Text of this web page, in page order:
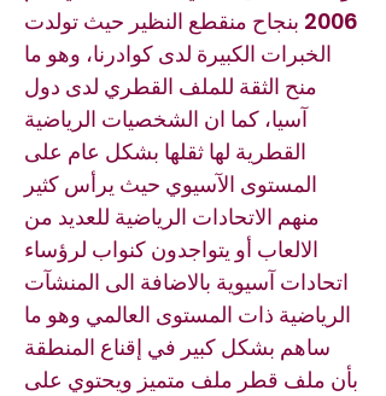
2006 بنجاح منقطع النظير حيث تولدت
الخبرات الكبيرة لدى كوادرنا، وهو ما
منح الثقة للملف القطري لدى دول
آسيا، كما ان الشخصيات الرياضية
القطرية لها ثقلها بشكل عام على
المستوى الآسيوي حيث يرأس كثير
منهم الاتحادات الرياضية للعديد من
الالعاب أو يتواجدون كنواب لرؤساء
اتحادات آسيوية بالاضافة الى المنشآت
الرياضية ذات المستوى العالمي وهو ما
ساهم بشكل كبير في إقناع المنطقة
بأن ملف قطر ملف متميز ويحتوي على